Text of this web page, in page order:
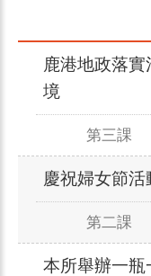
鹿港地政落
境
第三課
慶祝婦女節
第二課
本所舉辦一瓶